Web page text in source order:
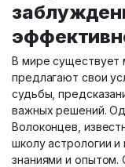
В мире существует
предлагают свои
судьбы,
важных решений.
Волоконцев,
школу астрологии
знаниями и